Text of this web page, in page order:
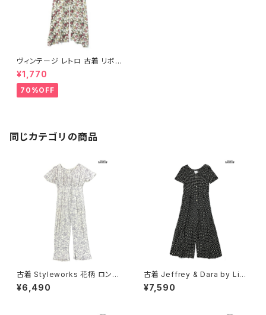
ヴィンテージ レトロ 古着 リボン
ビッグカラー 花柄 レーヨン ロ
ング丈 半袖 オールインワン 白
赤 (otu2304012)
¥1,770
70%OFF
同じカテゴリの商品
古着 Styleworks 花柄 ロング
丈 半袖 オールインワン ベージ
ュ (otu2606032)
¥6,490
古着 Jeffrey & Dara by Lind
a Hutley アメリカ製 ドット柄
ロング丈 半袖 オールインワン
¥7,590